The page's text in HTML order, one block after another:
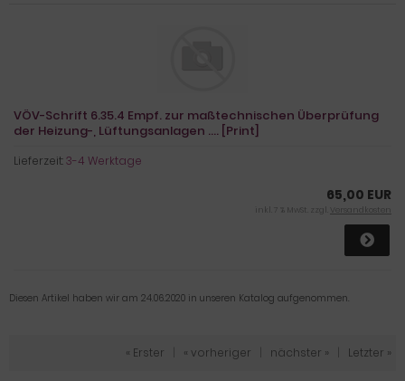
VÖV-Schrift 6.35.4 Empf. zur maßtechnischen Überprüfung
der Heizung-, Lüftungsanlagen .... [Print]
Lieferzeit:3-4 Werktage
65,00 EUR
inkl. 7 % MwSt. zzgl. Versandkosten
Diesen Artikel haben wir am 24.06.2020 in unseren Katalog aufgenommen.
« Erster « vorheriger nächster » Letzter »